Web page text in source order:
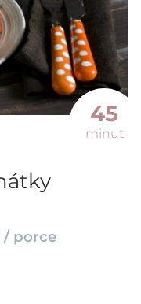
45
minut
/ porce